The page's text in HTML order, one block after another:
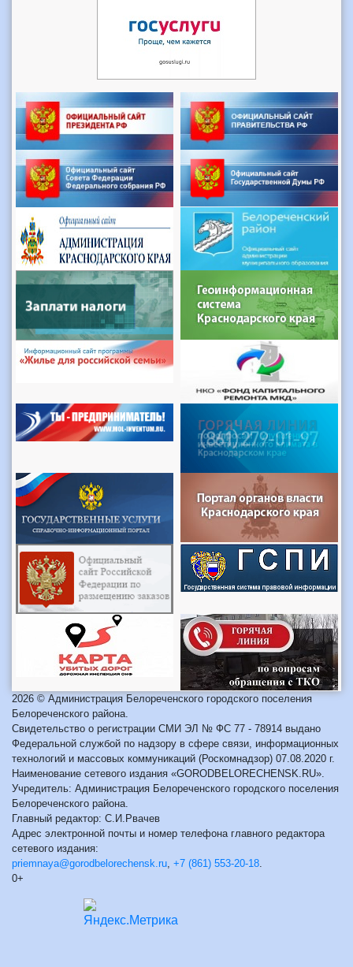
2026 © Администрация Белореченского городского поселения
Белореченского района.
Свидетельство о регистрации СМИ ЭЛ № ФС 77 - 78914 выдано
Федеральной службой по надзору в сфере связи, информационных
технологий и массовых коммуникаций (Роскомнадзор) 07.08.2020 г.
Наименование сетевого издания «GORODBELORECHENSK.RU».
Учредитель: Администрация Белореченского городского поселения
Белореченского района.
Главный редактор: С.И.Рвачев
Адрес электронной почты и номер телефона главного редактора
сетевого издания:
priemnaya@gorodbelorechensk.ru +7 (861) 553-20-18
0+